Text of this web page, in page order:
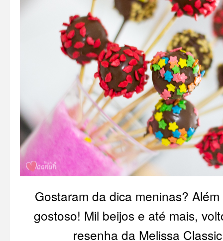
Gostaram da dica meninas?
gostoso! Mil beijos e até mais,
resenha da Melissa